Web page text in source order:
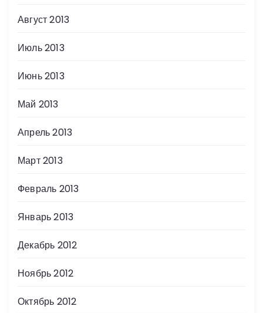
Август 2013
Июль 2013
Июнь 2013
Май 2013
Апрель 2013
Март 2013
Февраль 2013
Январь 2013
Декабрь 2012
Ноябрь 2012
Октябрь 2012